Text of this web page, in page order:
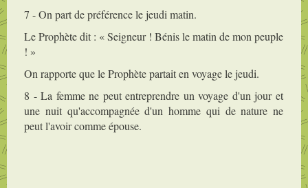
7 - On part de préférence le jeudi matin.
Le Prophète dit : « Seigneur ! Bénis le matin de mon peuple
! »
On rapporte que le Prophète partait en voyage le jeudi.
8 - La femme ne peut entreprendre un voyage d'un jour et
une nuit qu'accompagnée d'un homme qui de nature ne
peut l'avoir comme épouse.